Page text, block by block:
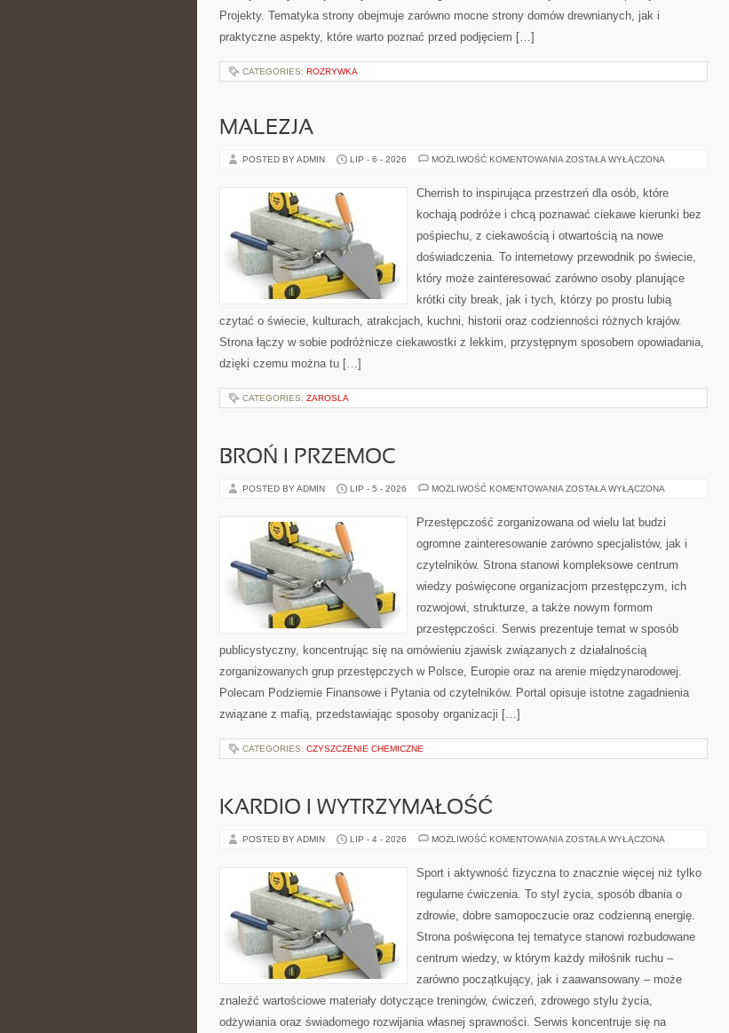
Projekty. Tematyka strony obejmuje zarówno mocne strony domów drewnianych, jak i
praktyczne aspekty, które warto poznać przed podjęciem […]
CATEGORIES: ROZRYWKA
MALEZJA
POSTED BY ADMIN LIP - 6 - 2026 MOŻLIWOŚĆ KOMENTOWANIA MALEZJA
ZOSTAŁA WYŁĄCZONA
Cherrish to inspirująca przestrzeń dla osób, które
kochają podróże i chcą poznawać ciekawe kierunki bez
pośpiechu, z ciekawością i otwartością na nowe
doświadczenia. To internetowy przewodnik po świecie,
który może zainteresować zarówno osoby planujące
krótki city break, jak i tych, którzy po prostu lubią
czytać o świecie, kulturach, atrakcjach, kuchni, historii oraz codzienności różnych krajów.
Strona łączy w sobie podróżnicze ciekawostki z lekkim, przystępnym sposobem opowiadania,
dzięki czemu można tu […]
CATEGORIES: ZAROSLA
BROŃ I PRZEMOC
POSTED BY ADMIN LIP - 5 - 2026 MOŻLIWOŚĆ KOMENTOWANIA BROŃ
ZOSTAŁA WYŁĄCZONA
Przestępczość zorganizowana od wielu lat budzi
ogromne zainteresowanie zarówno specjalistów, jak i
czytelników. Strona stanowi kompleksowe centrum
wiedzy poświęcone organizacjom przestępczym, ich
rozwojowi, strukturze, a także nowym formom
przestępczości. Serwis prezentuje temat w sposób
publicystyczny, koncentrując się na omówieniu zjawisk związanych z działalnością
zorganizowanych grup przestępczych w Polsce, Europie oraz na arenie międzynarodowej.
Polecam Podziemie Finansowe i Pytania od czytelników. Portal opisuje istotne zagadnienia
związane z mafią, przedstawiając sposoby organizacji […]
CATEGORIES: CZYSZCZENIE CHEMICZNE
KARDIO I WYTRZYMAŁOŚĆ
POSTED BY ADMIN LIP - 4 - 2026 MOŻLIWOŚĆ KOMENTOWANIA KARDIO
ZOSTAŁA WYŁĄCZONA
Sport i aktywność fizyczna to znacznie więcej niż tylko
regularne ćwiczenia. To styl życia, sposób dbania o
zdrowie, dobre samopoczucie oraz codzienną energię.
Strona poświęcona tej tematyce stanowi rozbudowane
centrum wiedzy, w którym każdy miłośnik ruchu –
zarówno początkujący, jak i zaawansowany – może
znaleźć wartościowe materiały dotyczące treningów, ćwiczeń, zdrowego stylu życia,
odżywiania oraz świadomego rozwijania własnej sprawności. Serwis koncentruje się na